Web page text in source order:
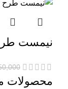
نیمست
محصولات